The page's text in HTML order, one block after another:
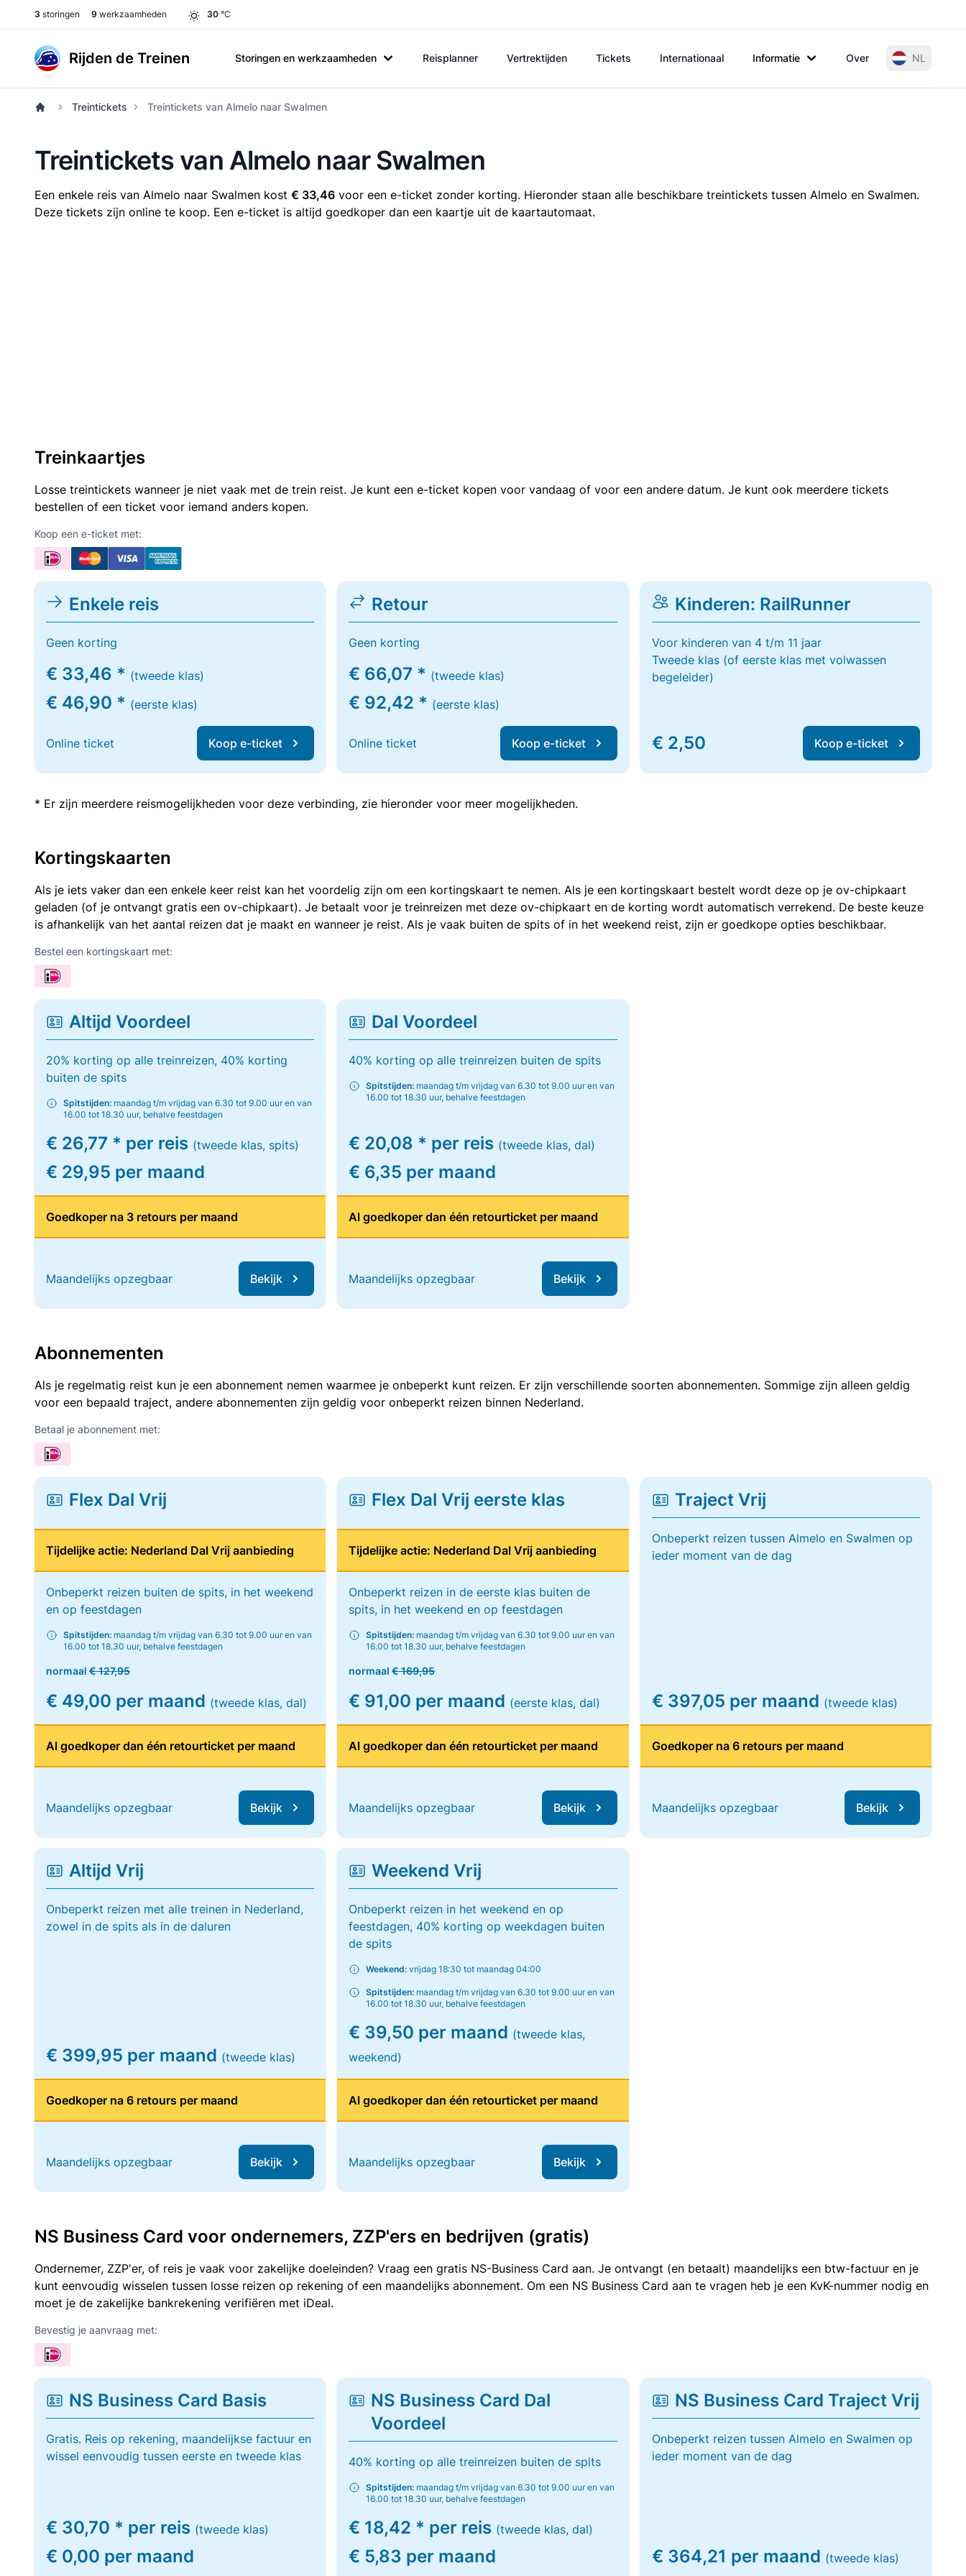
3 storingen 9 werkzaamheden 30 °C
Rijden de Treinen Storingen en werkzaamheden Reisplanner Vertrektijden Tickets Internationaal Informatie Over NL
Treintickets Treintickets van Almelo naar Swalmen
Treintickets van Almelo naar Swalmen
Een enkele reis van Almelo naar Swalmen kost € 33,46 voor een e-ticket zonder korting. Hieronder staan alle beschikbare treintickets tussen Almelo en Swalmen.
Deze tickets zijn online te koop. Een e-ticket is altijd goedkoper dan een kaartje uit de kaartautomaat.
Treinkaartjes
Losse treintickets wanneer je niet vaak met de trein reist. Je kunt een e-ticket kopen voor vandaag of voor een andere datum. Je kunt ook meerdere tickets
bestellen of een ticket voor iemand anders kopen.
Koop een e-ticket met:
Enkele reis
Geen korting
€ 33,46 * (tweede klas)
€ 46,90 * (eerste klas)
Online ticket Koop e-ticket
Retour
Geen korting
€ 66,07 * (tweede klas)
€ 92,42 * (eerste klas)
Online ticket Koop e-ticket
Kinderen: RailRunner
Voor kinderen van 4 t/m 11 jaar
Tweede klas (of eerste klas met volwassen
begeleider)
€ 2,50 Koop e-ticket
* Er zijn meerdere reismogelijkheden voor deze verbinding, zie hieronder voor meer mogelijkheden.
Kortingskaarten
Als je iets vaker dan een enkele keer reist kan het voordelig zijn om een kortingskaart te nemen. Als je een kortingskaart bestelt wordt deze op je ov-chipkaart
geladen (of je ontvangt gratis een ov-chipkaart). Je betaalt voor je treinreizen met deze ov-chipkaart en de korting wordt automatisch verrekend. De beste keuze
is afhankelijk van het aantal reizen dat je maakt en wanneer je reist. Als je vaak buiten de spits of in het weekend reist, zijn er goedkope opties beschikbaar.
Bestel een kortingskaart met:
Altijd Voordeel
20% korting op alle treinreizen, 40% korting
buiten de spits
Spitstijden: maandag t/m vrijdag van 6.30 tot 9.00 uur en van
16.00 tot 18.30 uur, behalve feestdagen
€ 26,77 * per reis (tweede klas, spits)
€ 29,95 per maand
Goedkoper na 3 retours per maand
Maandelijks opzegbaar Bekijk
Dal Voordeel
40% korting op alle treinreizen buiten de spits
Spitstijden: maandag t/m vrijdag van 6.30 tot 9.00 uur en van
16.00 tot 18.30 uur, behalve feestdagen
€ 20,08 * per reis (tweede klas, dal)
€ 6,35 per maand
Al goedkoper dan één retourticket per maand
Maandelijks opzegbaar Bekijk
Abonnementen
Als je regelmatig reist kun je een abonnement nemen waarmee je onbeperkt kunt reizen. Er zijn verschillende soorten abonnementen. Sommige zijn alleen geldig
voor een bepaald traject, andere abonnementen zijn geldig voor onbeperkt reizen binnen Nederland.
Betaal je abonnement met:
Flex Dal Vrij
Tijdelijke actie: Nederland Dal Vrij aanbieding
Onbeperkt reizen buiten de spits, in het weekend
en op feestdagen
Spitstijden: maandag t/m vrijdag van 6.30 tot 9.00 uur en van
16.00 tot 18.30 uur, behalve feestdagen
normaal € 127,95
€ 49,00 per maand (tweede klas, dal)
Al goedkoper dan één retourticket per maand
Maandelijks opzegbaar Bekijk
Flex Dal Vrij eerste klas
Tijdelijke actie: Nederland Dal Vrij aanbieding
Onbeperkt reizen in de eerste klas buiten de
spits, in het weekend en op feestdagen
Spitstijden: maandag t/m vrijdag van 6.30 tot 9.00 uur en van
16.00 tot 18.30 uur, behalve feestdagen
normaal€ 169,95
€ 91,00 per maand (eerste klas, dal)
Al goedkoper dan één retourticket per maand
Maandelijks opzegbaar Bekijk
Traject Vrij
Onbeperkt reizen tussen Almelo en Swalmen op
ieder moment van de dag
€ 397,05 per maand (tweede klas)
Goedkoper na 6 retours per maand
Maandelijks opzegbaar Bekijk
Altijd Vrij
Onbeperkt reizen met alle treinen in Nederland,
zowel in de spits als in de daluren
€ 399,95 per maand (tweede klas)
Goedkoper na 6 retours per maand
Maandelijks opzegbaar Bekijk
Weekend Vrij
Onbeperkt reizen in het weekend en op
feestdagen, 40% korting op weekdagen buiten
de spits
Weekend: vrijdag 18:30 tot maandag 04:00
Spitstijden: maandag t/m vrijdag van 6.30 tot 9.00 uur en van
16.00 tot 18.30 uur, behalve feestdagen
€ 39,50 per maand (tweede klas,
weekend)
Al goedkoper dan één retourticket per maand
Maandelijks opzegbaar Bekijk
NS Business Card voor ondernemers, ZZP'ers en bedrijven (gratis)
Ondernemer, ZZP'er, of reis je vaak voor zakelijke doeleinden? Vraag een gratis NS-Business Card aan. Je ontvangt (en betaalt) maandelijks een btw-factuur en je
kunt eenvoudig wisselen tussen losse reizen op rekening of een maandelijks abonnement. Om een NS Business Card aan te vragen heb je een KvK-nummer nodig en
moet je de zakelijke bankrekening verifiëren met iDeal.
Bevestig je aanvraag met:
NS Business Card Basis
Gratis. Reis op rekening, maandelijkse factuur en
wissel eenvoudig tussen eerste en tweede klas
€ 30,70 * per reis (tweede klas)
€ 0,00 per maand
NS Business Card Dal
Voordeel
40% korting op alle treinreizen buiten de spits
Spitstijden: maandag t/m vrijdag van 6.30 tot 9.00 uur en van
16.00 tot 18.30 uur, behalve feestdagen
€ 18,42 * per reis (tweede klas, dal)
€ 5,83 per maand
NS Business Card Traject Vrij
Onbeperkt reizen tussen Almelo en Swalmen op
ieder moment van de dag
€ 364,21 per maand (tweede klas)